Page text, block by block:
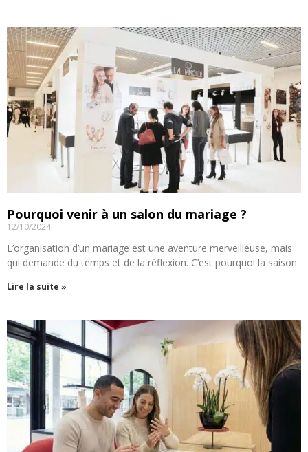
Pourquoi venir à un salon du mariage ?
12/10/2024
L’organisation d’un mariage est une aventure merveilleuse, mais
qui demande du temps et de la réflexion. C’est pourquoi la saison
Lire la suite »